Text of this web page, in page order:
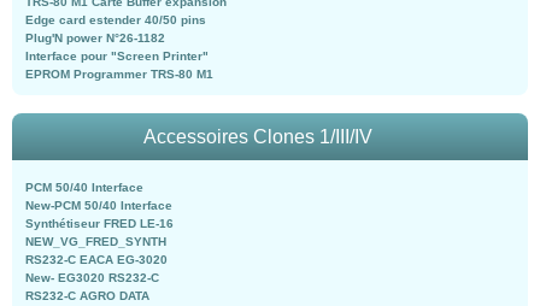
Edge card estender 40/50 pins
Plug'N power N°26-1182
Interface pour "Screen Printer"
EPROM Programmer TRS-80 M1
Accessoires Clones 1/III/IV
PCM 50/40 Interface
New-PCM 50/40 Interface
Synthétiseur FRED LE-16
NEW_VG_FRED_SYNTH
RS232-C EACA EG-3020
New- EG3020 RS232-C
RS232-C AGRO DATA